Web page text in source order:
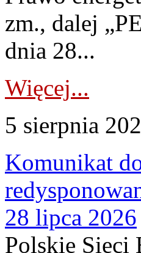
zm., dalej
dnia 28...
Więcej...
5 sierpnia
Komunikat
28 lipca 2026
Polskie Sieci